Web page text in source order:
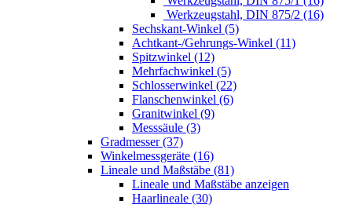
Werkzeugstahl, DIN 875/2 (16)
Sechskant-Winkel (5)
Achtkant-/Gehrungs-Winkel (11)
Spitzwinkel (12)
Mehrfachwinkel (5)
Schlosserwinkel (22)
Flanschenwinkel (6)
Granitwinkel (9)
Messsäule (3)
Gradmesser (37)
Winkelmessgeräte (16)
Lineale und Maßstäbe (81)
Lineale und Maßstäbe anzeigen
Haarlineale (30)